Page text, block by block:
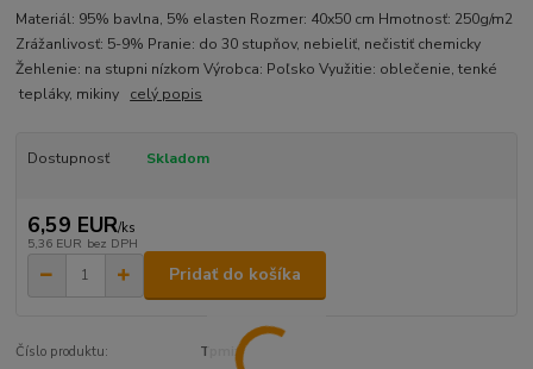
Materiál: 95% bavlna, 5% elasten Rozmer: 40x50 cm Hmotnosť: 250g/m2
Zrážanlivosť: 5-9% Pranie: do 30 stupňov, nebieliť, nečistiť chemicky
Žehlenie: na stupni nízkom Výrobca: Poľsko Využitie: oblečenie, tenké
tepláky, mikiny celý popis
Dostupnosť Skladom
6,59 EUR/ks
5,36 EUR bez DPH
Pridať do košíka
Číslo produktu: Tpmix